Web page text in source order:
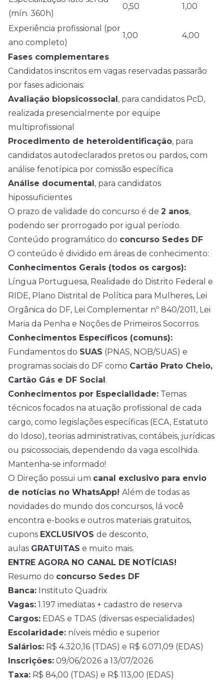
(mín. 360h)
0,50 1,00
Experiência profissional (por
ano completo)
1,00 4,00
Fases complementares
Candidatos inscritos em vagas reservadas passarão
por fases adicionais:
Avaliação biopsicossocial, para candidatos PcD,
realizada presencialmente por equipe
multiprofissional
Procedimento de heteroidentificação, para
candidatos autodeclarados pretos ou pardos, com
análise fenotípica por comissão específica
Análise documental, para candidatos
hipossuficientes
O prazo de validade do concurso é de 2 anos,
podendo ser prorrogado por igual período.
Conteúdo programático do concurso Sedes DF
O conteúdo é dividido em áreas de conhecimento:
Conhecimentos Gerais (todos os cargos):
Língua Portuguesa, Realidade do Distrito Federal e
RIDE, Plano Distrital de Política para Mulheres, Lei
Orgânica do DF, Lei Complementar nº 840/2011, Lei
Maria da Penha e Noções de Primeiros Socorros.
Conhecimentos Específicos (comuns):
Fundamentos do SUAS (PNAS, NOB/SUAS) e
programas sociais do DF como Cartão Prato Cheio,
Cartão Gás e DF Social.
Conhecimentos por Especialidade: Temas
técnicos focados na atuação profissional de cada
cargo, como legislações específicas (ECA, Estatuto
do Idoso), teorias administrativas, contábeis, jurídicas
ou psicossociais, dependendo da vaga escolhida.
Mantenha-se informado!
O Direção possui um canal exclusivo para envio
de notícias no WhatsApp! Além de todas as
novidades do mundo dos concursos, lá você
encontra e-books e outros materiais gratuitos,
cupons EXCLUSIVOS de desconto,
aulas GRATUITAS e muito mais.
ENTRE AGORA NO CANAL DE NOTÍCIAS!
Resumo do concurso Sedes DF
Banca: Instituto Quadrix
Vagas: 1.197 imediatas + cadastro de reserva
Cargos: EDAS e TDAS (diversas especialidades)
Escolaridade: níveis médio e superior
Salários: R$ 4.320,16 (TDAS) e R$ 6.071,09 (EDAS)
Inscrições: 09/06/2026 a 13/07/2026
Taxa: R$ 84,00 (TDAS) e R$ 113,00 (EDAS)